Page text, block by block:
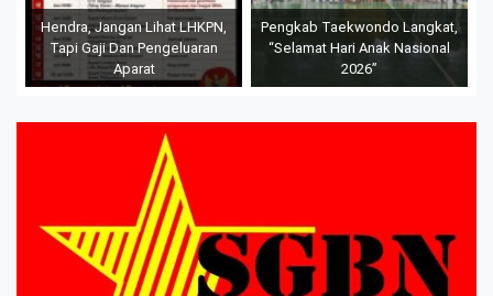
Hendra, Jangan Lihat LHKPN,
Tapi Gaji Dan Pengeluaran
Aparat
Pengkab Taekwondo Langkat,
“Selamat Hari Anak Nasional
2026”